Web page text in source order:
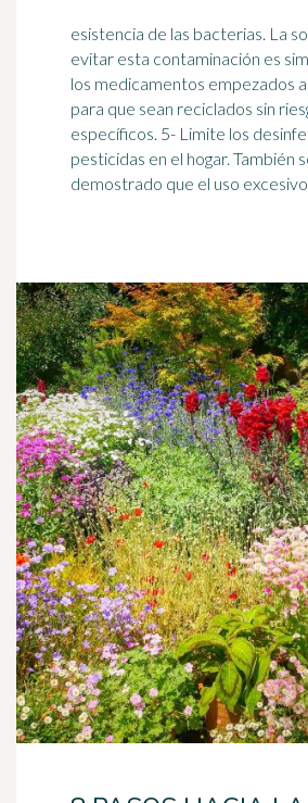
esistencia de las bacterias. La solución para
evitar esta contaminación es
los medicamentos empezados
para que sean reciclados sin
específicos. 5- Limite los
pesticidas en el hogar. También
demostrado que el uso excesivo